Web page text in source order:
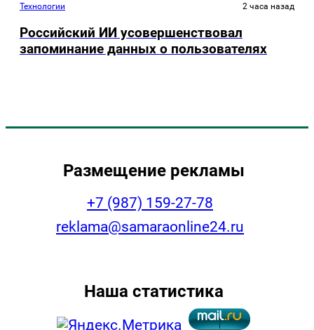
Технологии 2 часа назад
Российский ИИ усовершенствовал
запоминание данных о пользователях
Размещение рекламы
+7 (987) 159-27-78
reklama@samaraonline24.ru
Наша статистика